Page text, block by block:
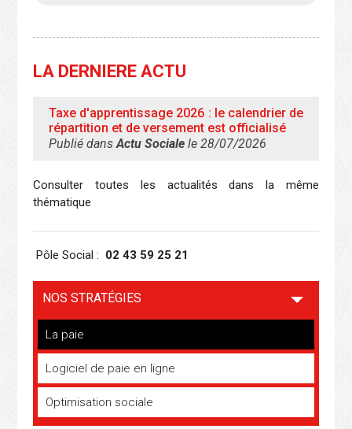
LA DERNIERE ACTU
Taxe d'apprentissage 2026 : le calendrier de
répartition et de versement est officialisé
Publié dansActu Sociale le 28/07/2026
Consulter toutes les actualités dans la même
thématique
Pôle Social : 02 43 59 25 21
NOS STRATÉGIES
La paie
Logiciel de paie en ligne
Optimisation sociale